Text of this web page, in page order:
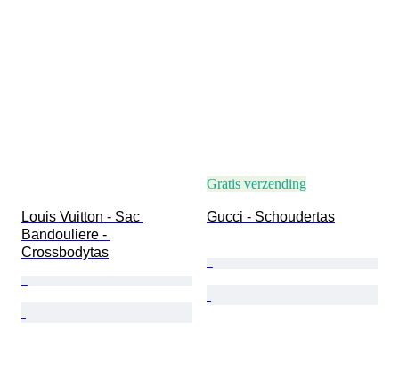
Louis Vuitton - Sac
Bandouliere -
Crossbodytas
Gratis verzending
Gucci - Schoudertas